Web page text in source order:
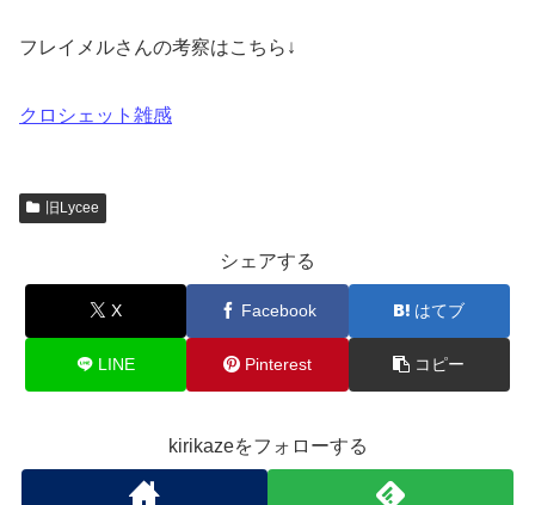
フレイメルさんの考察はこちら↓
クロシェット雑感
旧Lycee
シェアする
X Facebook はてブ
LINE Pinterest コピー
kirikazeをフォローする